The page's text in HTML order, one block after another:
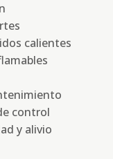
calientes
control
y alivio